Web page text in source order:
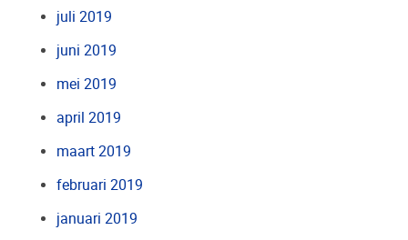
juli 2019
juni 2019
mei 2019
april 2019
maart 2019
februari 2019
januari 2019